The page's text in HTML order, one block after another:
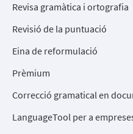
Revisa gramàtica i ortografia
Revisió de la puntuació
Eina de reformulació
Prèmium
Correcció gramatical en
LanguageTool per a